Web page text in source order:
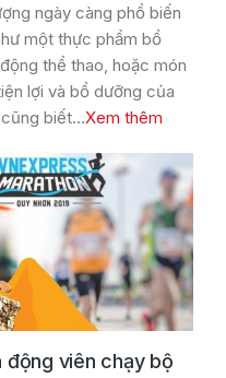
ngày càng phổ biến
một thực phẩm bổ
thể thao, hoặc món
lợi và bổ dưỡng của
cũng biết…Xem thêm
động viên chạy bộ